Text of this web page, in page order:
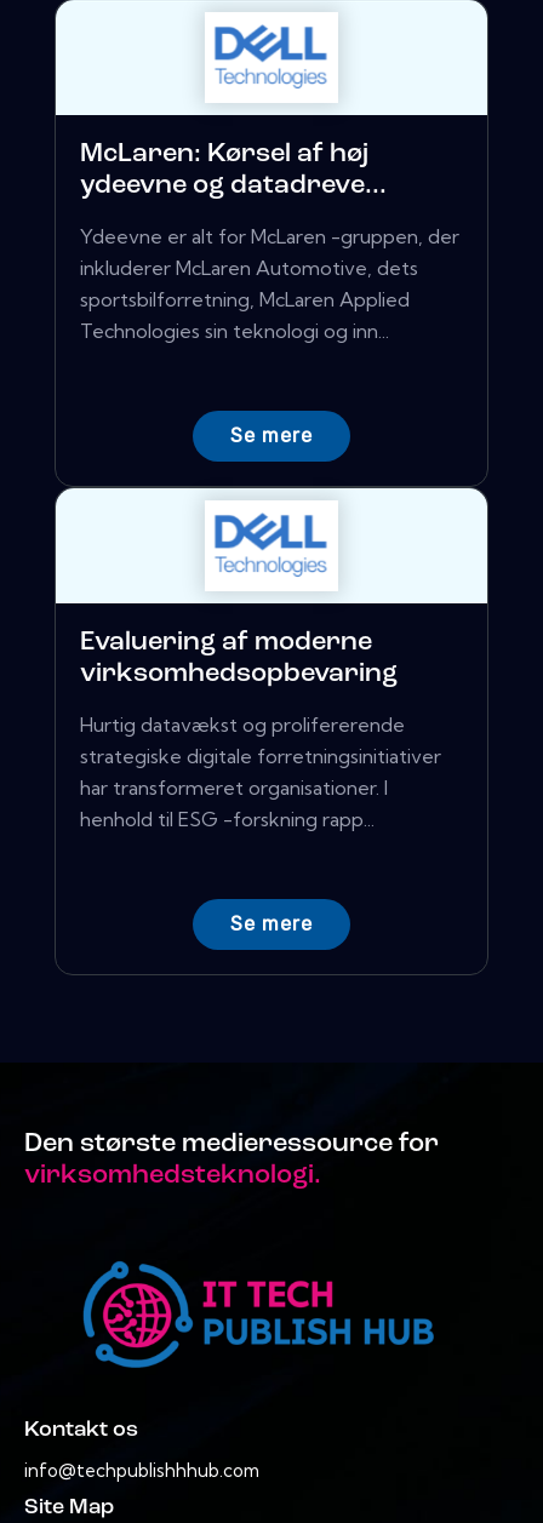
McLaren: Kørsel af høj
ydeevne og datadreve...
Ydeevne er alt for McLaren -gruppen, der
inkluderer McLaren Automotive, dets
sportsbilforretning, McLaren Applied
Technologies sin teknologi og inn...
Se mere
Evaluering af moderne
virksomhedsopbevaring
Hurtig datavækst og prolifererende
strategiske digitale forretningsinitiativer
har transformeret organisationer. I
henhold til ESG -forskning rapp...
Se mere
Den største medieressource for
virksomhedsteknologi.
Kontakt os
info@techpublishhhub.com
Site Map